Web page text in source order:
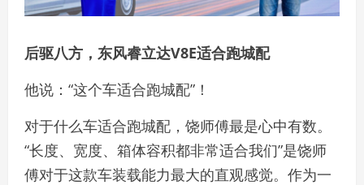
后驱八方，东风睿立达V8E适合跑城配
他说：“这个车适合跑城配”！
对于什么车适合跑城配，饶师傅最是心中有数。
“长度、宽度、箱体容积都非常适合我们”是饶师
傅对于这款车装载能力最大的直观感觉。作为一